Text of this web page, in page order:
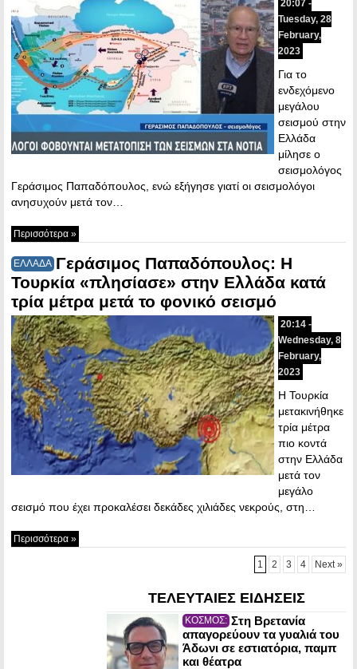
20:07 -
Tuesday, 28
February,
2023
Για το
ενδεχόμενο
μεγάλου
σεισμού στην
Ελλάδα
μίλησε ο
σεισμολόγος
Γεράσιμος Παπαδόπουλος, ενώ εξήγησε γιατί οι σεισμολόγοι
ανησυχούν μετά τον…
Περισσότερα »
ΕΛΛΑΔΑ Γεράσιμος Παπαδόπουλος: Η
Τουρκία «πλησίασε» στην Ελλάδα κατά
τρία μέτρα μετά το φονικό σεισμό
20:14 -
Wednesday, 8
February,
2023
Η Τουρκία
μετακινήθηκε
τρία μέτρα
πιο κοντά
στην Ελλάδα
μετά τον
μεγάλο
σεισμό που έχει προκαλέσει δεκάδες χιλιάδες νεκρούς, στη…
Περισσότερα »
1 2 3 4 Next »
ΤΕΛΕΥΤΑΙΕΣ ΕΙΔΗΣΕΙΣ
ΚΟΣΜΟΣ: Στη Βρετανία
απαγορεύουν τα γυαλιά του
Άδωνι σε εστιατόρια, παμπ
και θέατρα